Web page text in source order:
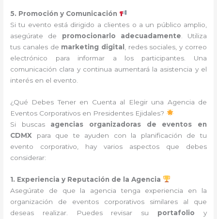
5. Promoción y Comunicación
Si tu evento está dirigido a clientes o a un público amplio,
asegúrate de promocionarlo adecuadamente . Utiliza
tus canales de marketing digital
, redes sociales, y correo
electrónico para informar a los participantes. Una
comunicación clara y continua aumentará la asistencia y el
interés en el evento.
¿Qué Debes Tener en Cuenta al Elegir una Agencia de
Eventos Corporativos en Presidentes Ejidales?
Si buscas agencias organizadoras de eventos en
CDMX para que te ayuden con la planificación de tu
evento corporativo, hay varios aspectos que debes
considerar:
1. Experiencia y Reputación de la Agencia
Asegúrate de que la agencia tenga experiencia en la
organización de eventos corporativos similares al que
deseas realizar. Puedes revisar su portafolio y